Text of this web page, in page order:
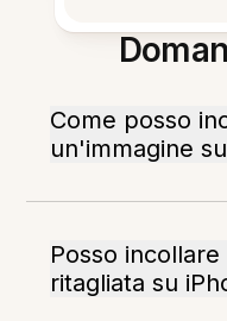
Come posso
un'immagine
Posso
ritagliata su